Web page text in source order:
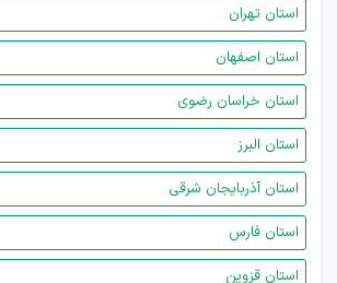
استان تهران
استان اصفهان
استان خراسان رضوی
استان البرز
استان آذربایجان شرقی
استان فارس
استان قزوین